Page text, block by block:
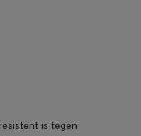
is tegen